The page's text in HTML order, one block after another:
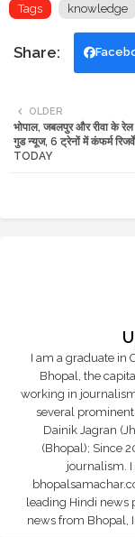
Tags knowledge
OLDER
भोपाल, जबलपुर और रीवा के रेल
गुड न्यूज, 6 ट्रेनों में कंफर्म
TODAY
I am a graduate in
Bhopal, the
working in
several
Dainik Jagran
(Bhopal); Since
journalism.
leading Hindi news
news from Bhopal,